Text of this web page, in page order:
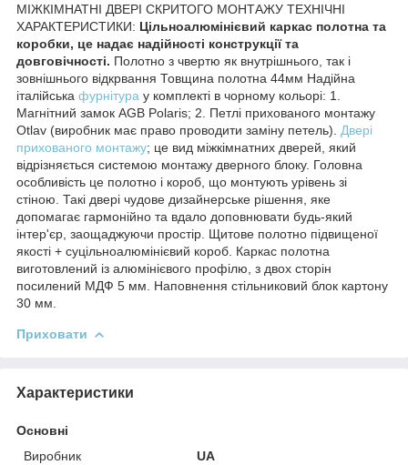
МІЖКІМНАТНІ ДВЕРІ СКРИТОГО МОНТАЖУ ТЕХНІЧНІ
ХАРАКТЕРИСТИКИ: Цільноалюмінієвий каркас полотна та
коробки, це надає надійності конструкції та
довговічності. Полотно з чвертю як внутрішнього, так і
зовнішнього відкрвання Товщина полотна 44мм Надійна
італійська фурнітура у комплекті в чорному кольорі: 1.
Магнітний замок AGB Polaris; 2. Петлі прихованого монтажу
Otlav (виробник має право проводити заміну петель).
Двері
прихованого монтажу; це вид міжкімнатних дверей, який
відрізняється системою монтажу дверного блоку. Головна
особливість це полотно і короб, що монтують урівень зі
стіною. Такі двері чудове дизайнерське рішення, яке
допомагає гармонійно та вдало доповнювати будь-який
інтер'єр, заощаджуючи простір. Щитове полотно підвищеної
якості + суцільноалюмінієвий короб. Каркас полотна
виготовлений із алюмінієвого профілю, з двох сторін
посилений МДФ 5 мм. Наповнення стільниковий блок картону
30 мм.
Приховати
Характеристики
Основні
Виробник
UA